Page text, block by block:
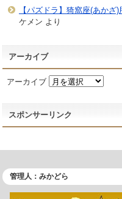
【パズドラ】猗窩座(あか
ケメン より
アーカイブ
アーカイブ
スポンサーリンク
管理人：みかどら